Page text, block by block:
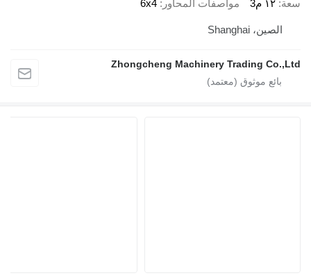
سعة ١٢ م3 مواصفات المحاور 6x4
الصين، Shanghai
Zhongcheng Machinery Trading Co.,Ltd